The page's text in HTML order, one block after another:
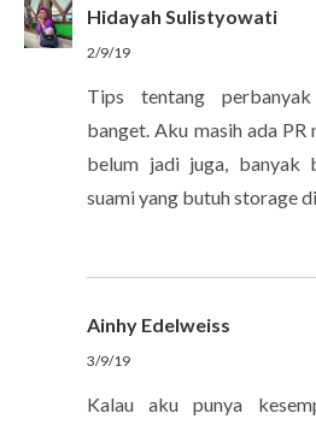
Hidayah Sulistyowati
2/9/19
Tips tentang
banget. Aku masih ada
belum jadi juga, banyak
suami yang butuh storage
Ainhy Edelweiss
3/9/19
Kalau aku punya